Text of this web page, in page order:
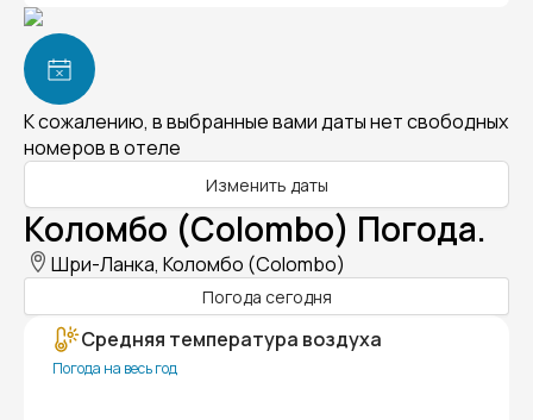
К сожалению, в выбранные вами даты нет свободных
номеров в отеле
Изменить даты
Коломбо (Colombo) Погода.
Шри-Ланка, Коломбо (Colombo)
Погода сегодня
Средняя температура воздуха
Погода на весь год